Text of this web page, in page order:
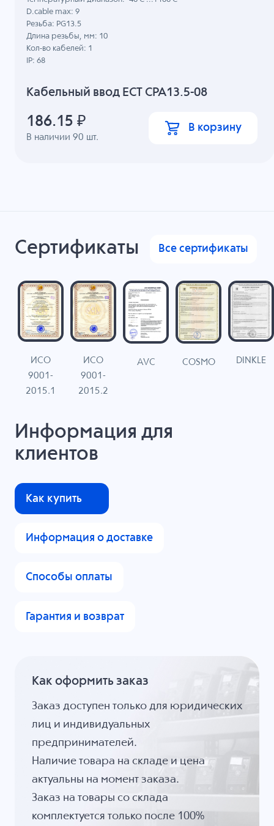
Кабельный ввод ECT CPA13.5-08
В наличии90 шт.
D.cable max: 9
Резьба: PG13.5
Длина резьбы, мм: 10
Кол-во кабелей: 1
IP: 68
186.15 ₽ В корзину
Сертификаты Все сертификаты
ИСО
9001-
2015.1
ИСО
9001-
2015.2
AVC COSMO DINKLE
Информация для
клиентов
Как купить
Информация о доставке
Способы оплаты
Гарантия и возврат
Как оформить заказ
Заказ доступен только для юридических
лиц и индивидуальных
предпринимателей.
Наличие товара на складе и цена
актуальны на момент заказа.
Заказ на товары со склада
комплектуется только после 100%